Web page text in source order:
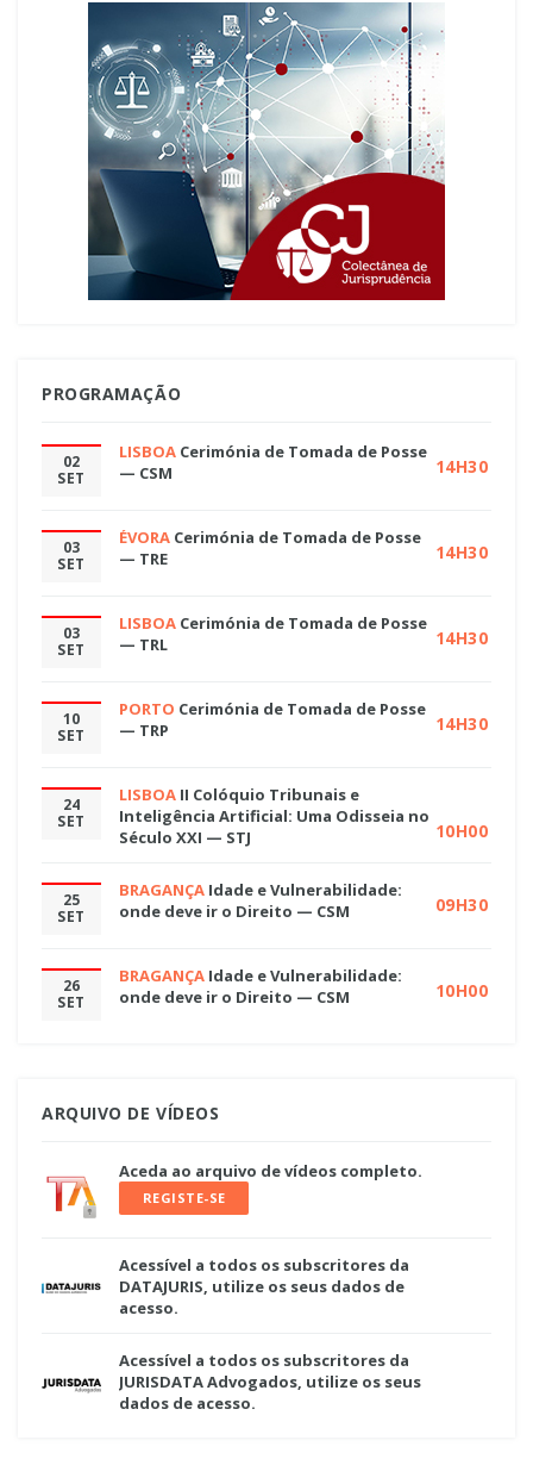
PROGRAMAÇÃO
02
SET
LISBOA Cerimónia de Tomada de Posse
— CSM
14H30
03
SET
ÉVORA Cerimónia de Tomada de Posse
— TRE
14H30
03
SET
LISBOA Cerimónia de Tomada de Posse
— TRL
14H30
10
SET
PORTO Cerimónia de Tomada de Posse
— TRP
14H30
24
SET
LISBOA II Colóquio Tribunais e
Inteligência Artificial: Uma Odisseia no
Século XXI — STJ
10H00
25
SET
BRAGANÇA Idade e Vulnerabilidade:
onde deve ir o Direito — CSM
09H30
26
SET
BRAGANÇA Idade e Vulnerabilidade:
onde deve ir o Direito — CSM
10H00
ARQUIVO DE VÍDEOS
Aceda ao arquivo de vídeos completo.
REGISTE-SE
Acessível a todos os subscritores da
DATAJURIS, utilize os seus dados de
acesso.
Acessível a todos os subscritores da
JURISDATA Advogados, utilize os seus
dados de acesso.